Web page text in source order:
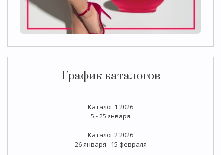
График каталогов
Каталог 1 2026
5 - 25 января
Каталог 2 2026
26 января - 15 февраля